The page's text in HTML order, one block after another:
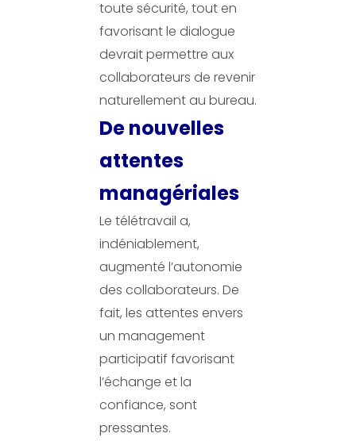
toute sécurité, tout en
favorisant le dialogue
devrait permettre aux
collaborateurs de revenir
naturellement au bureau.
De nouvelles
attentes
managériales
Le télétravail a,
indéniablement,
augmenté l’autonomie
des collaborateurs. De
fait, les attentes envers
un management
participatif favorisant
l’échange et la
confiance, sont
pressantes.